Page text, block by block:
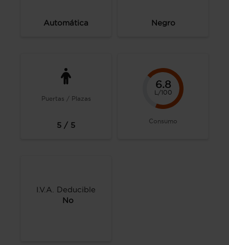
Automática Negro
Puertas / Plazas
5 / 5
6.8
L/100
Consumo
I.V.A. Deducible
No